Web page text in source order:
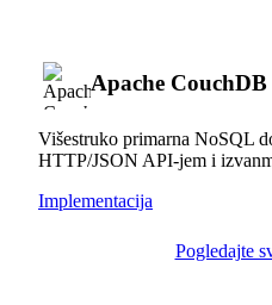
Apache CouchDB
Višestruko primarna NoSQL
HTTP/JSON API-jem i
Implementacija
Pogledajte